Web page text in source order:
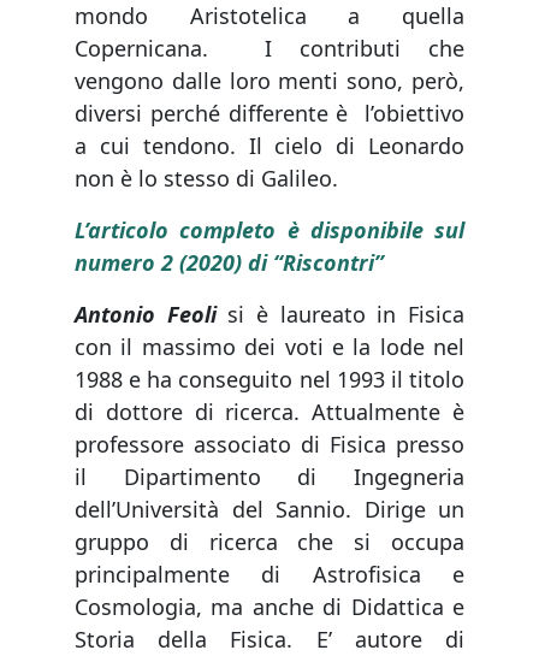
mondo Aristotelica a quella
Copernicana. I contributi che
vengono dalle loro menti sono, però,
diversi perché differente è l’obiettivo
a cui tendono. Il cielo di Leonardo
non è lo stesso di Galileo.
L’articolo completo è disponibile sul
numero 2 (2020) di “Riscontri”
Antonio Feolisi è laureato in Fisica
con il massimo dei voti e la lode nel
1988 e ha conseguito nel 1993 il titolo
di dottore di ricerca. Attualmente è
professore associato di Fisica presso
il Dipartimento di Ingegneria
dell’Università del Sannio. Dirige un
gruppo di ricerca che si occupa
principalmente di Astrofisica e
Cosmologia, ma anche di Didattica e
Storia della Fisica. E’ autore di